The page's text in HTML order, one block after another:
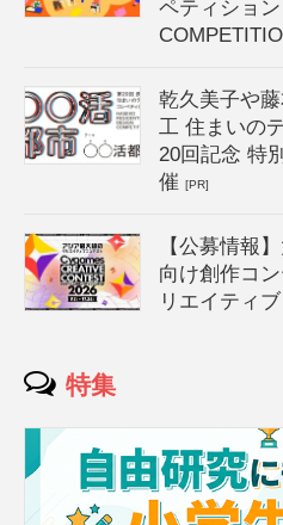
ペティショ
乾久美子や
工 住まいの
20回記念 特
催[PR]
【公募情報
向け創作コ
リエイティ
特集